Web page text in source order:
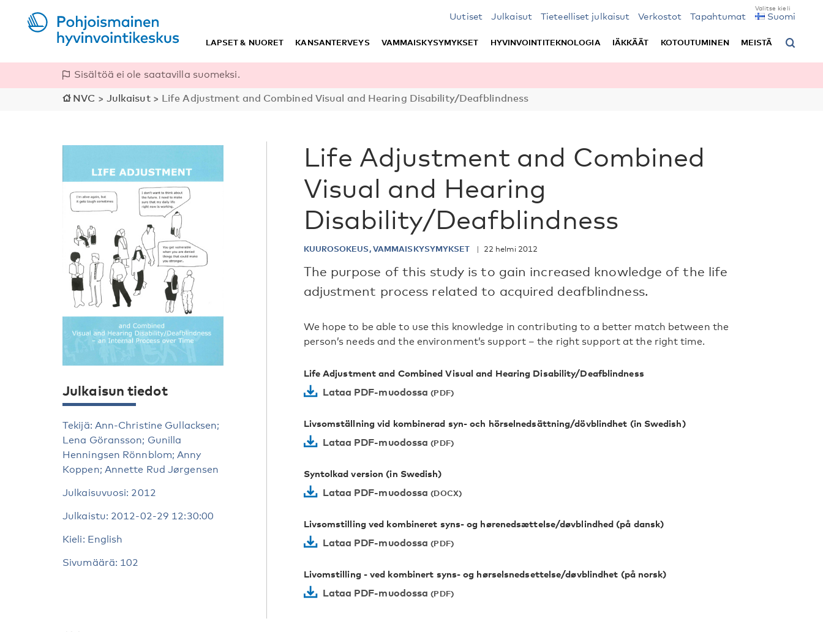
Uutiset Julkaisut Tieteelliset julkaisut Verkostot Tapahtumat Suomi
LAPSET & NUORET KANSANTERVEYS VAMMAISKYSYMYKSET HYVINVOINTITEKNOLOGIA IÄKKÄÄT KOTOUTUMINEN MEISTÄ
Sisältöä ei ole saatavilla suomeksi.
NVC > Julkaisut> Life Adjustment and Combined Visual and Hearing Disability/Deafblindness
Life Adjustment and Combined
Visual and Hearing
Disability/Deafblindness
KUUROSOKEUS, VAMMAISKYSYMYKSET 22 helmi 2012
The purpose of this study is to gain increased knowledge of the life
adjustment process related to acquired deafblindness.
We hope to be able to use this knowledge in contributing to a better match between the
person’s needs and the environment’s support – the right support at the right time.
Life Adjustment and Combined Visual and Hearing Disability/Deafblindness
Lataa PDF-muodossa
Livsomställning vid kombinerad syn- och hörselnedsättning/dövblindhet (in Swedish)
Lataa PDF-muodossa
Syntolkad version (in Swedish)
Lataa PDF-muodossa
Livsomstilling ved kombineret syns- og hørenedsættelse/døvblindhed (på dansk)
Lataa PDF-muodossa
Livomstilling - ved kombinert syns- og hørselsnedsettelse/døvblindhet (på norsk)
Lataa PDF-muodossa
Julkaisun tiedot
Tekijä: Ann-Christine Gullacksen;
Lena Göransson; Gunilla
Henningsen Rönnblom; Anny
Koppen; Annette Rud Jørgensen
Julkaisuvuosi: 2012
Julkaistu: 2012-02-29 12:30:00
Kieli: English
Sivumäärä: 102